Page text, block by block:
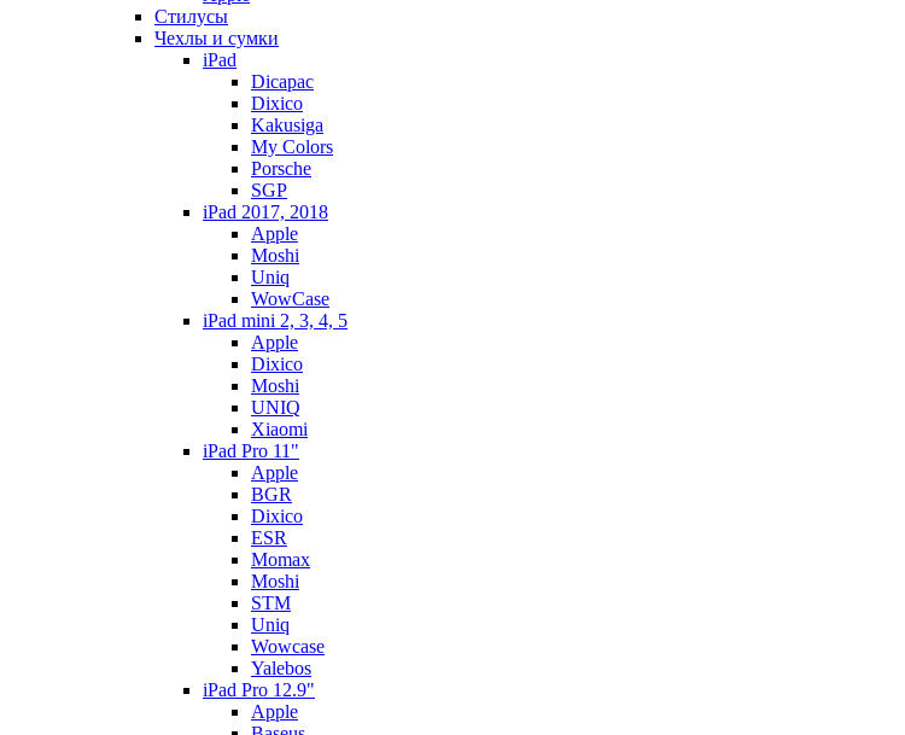
Стилусы
Чехлы и сумки
iPad
Dicapac
Dixico
Kakusiga
My Colors
Porsche
SGP
iPad 2017, 2018
Apple
Moshi
Uniq
WowCase
iPad mini 2, 3, 4, 5
Apple
Dixico
Moshi
UNIQ
Xiaomi
iPad Pro 11"
Apple
BGR
Dixico
ESR
Momax
Moshi
STM
Uniq
Wowcase
Yalebos
iPad Pro 12.9"
Apple